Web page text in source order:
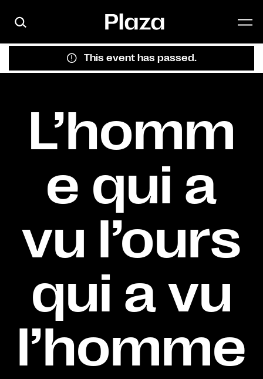
This event has passed.
L’homm
e qui a
vu l’ours
qui a vu
l’homme